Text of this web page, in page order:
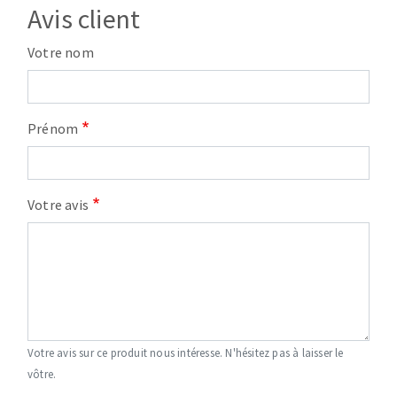
Avis client
Votre nom
Prénom
Votre avis
Votre avis sur ce produit nous intéresse. N'hésitez pas à laisser le
vôtre.